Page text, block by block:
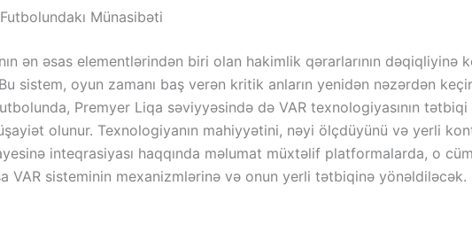
Münasibəti
ən əsas elementlərindən biri olan hakimlik qərarlarının dəqiqliyinə
sistem, oyun zamanı baş verən kritik anların yenidən nəzərdən
Premyer Liqa səviyyəsində də VAR texnologiyasının
olunur. Texnologiyanın mahiyyətini, nəyi ölçdüyünü və yerli
inteqrasiyası haqqında məlumat müxtəlif platformalarda, o
VAR sisteminin mexanizmlərinə və onun yerli tətbiqinə yönəldiləcək.